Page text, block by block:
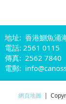
地址: 香港鰂魚涌
電話: 2561 0115
傳真: 2562 7840
電郵:
網頁地圖 |